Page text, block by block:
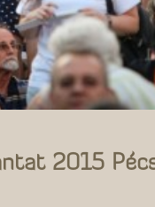
2015